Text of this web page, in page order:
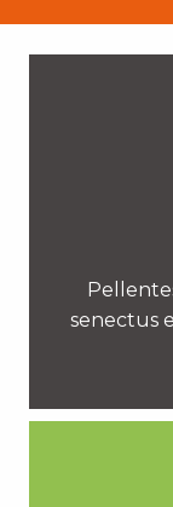
senectus